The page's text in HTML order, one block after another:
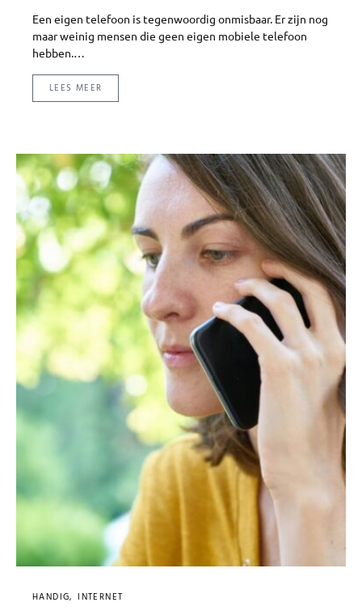
Een eigen telefoon is tegenwoordig onmisbaar. Er zijn nog
maar weinig mensen die geen eigen mobiele telefoon
hebben.…
LEES MEER
HANDIG INTERNET